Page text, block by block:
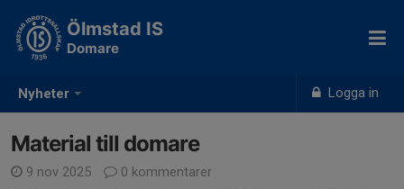
Nyheter Logga in
Ölmstad IS
Domare
Material till domare
9 nov 2025
0 kommentarer